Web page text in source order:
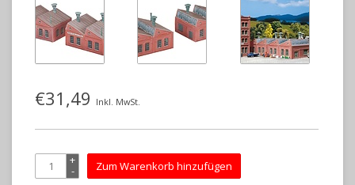
€31,49 Inkl. MwSt.
+
- Zum Warenkorb hinzufügen